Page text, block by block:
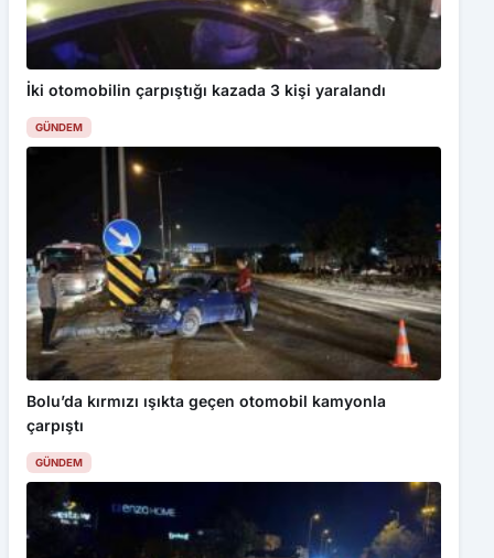
İki otomobilin çarpıştığı kazada 3 kişi yaralandı
GÜNDEM
Bolu’da kırmızı ışıkta geçen otomobil kamyonla
çarpıştı